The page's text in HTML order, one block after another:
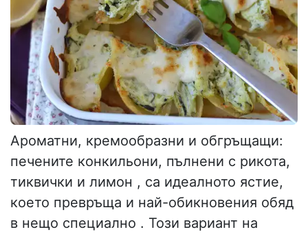
Ароматни, кремообразни и обгръщащи:
печените конкильони, пълнени с рикота,
тиквички и лимон , са идеалното ястие,
което превръща и най-обикновения обяд
в нещо специално . Този вариант на